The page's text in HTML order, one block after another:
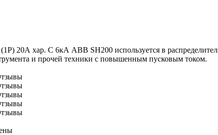
20А хар. C 6кА ABB SH200 используется в
и прочей техники с повышенным пусковым током.